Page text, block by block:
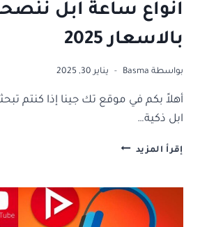
انواع ساعة ابل
بالاسعار 2025
بواسطة Basma يناير 30, 2025
أهلاً بكم في موقع تك جينا إذا كنتم
ابل ذكية…
إقرأ المزيد بمواصفات
افضل